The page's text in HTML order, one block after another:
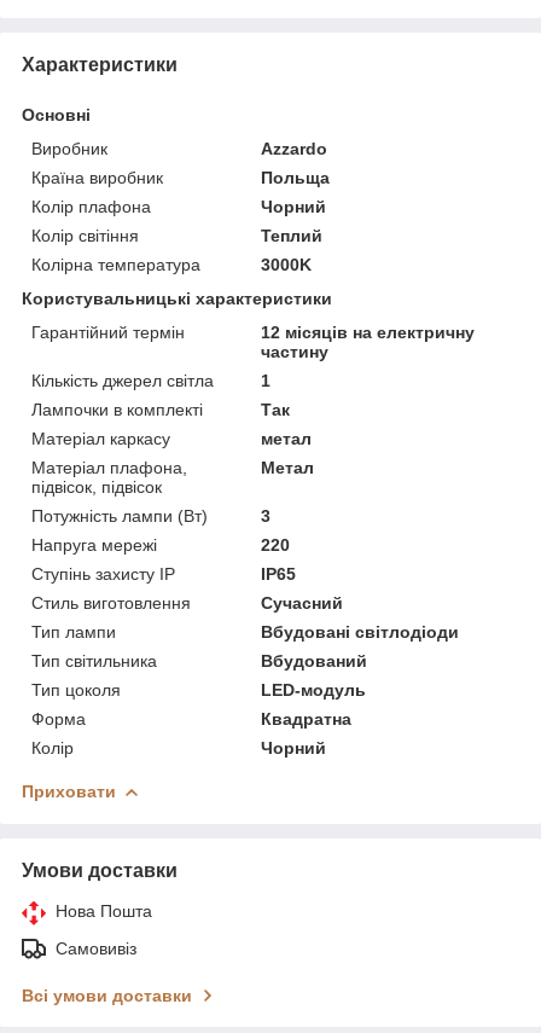
Характеристики
Основні
Виробник
Azzardo
Країна виробник
Польща
Колір плафона
Чорний
Колір світіння
Теплий
Колірна температура
3000K
Користувальницькі характеристики
Гарантійний термін
12 місяців на електричну
частину
Кількість джерел світла
1
Лампочки в комплекті
Так
Матеріал каркасу
метал
Матеріал плафона,
підвісок, підвісок
Метал
Потужність лампи (Вт)
3
Напруга мережі
220
Ступінь захисту IP
IP65
Стиль виготовлення
Сучасний
Тип лампи
Вбудовані світлодіоди
Тип світильника
Вбудований
Тип цоколя
LED-модуль
Форма
Квадратна
Колір
Чорний
Приховати
Умови доставки
Нова Пошта
Самовивіз
Всі умови доставки